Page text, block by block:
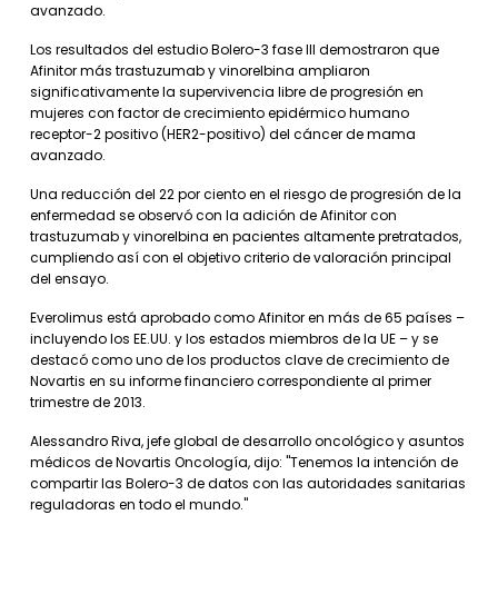
avanzado.
Los resultados del estudio Bolero-3 fase III demostraron que
Afinitor más trastuzumab y vinorelbina ampliaron
significativamente la supervivencia libre de progresión en
mujeres con factor de crecimiento epidérmico humano
receptor-2 positivo (HER2-positivo) del cáncer de mama
avanzado.
Una reducción del 22 por ciento en el riesgo de progresión de la
enfermedad se observó con la adición de Afinitor con
trastuzumab y vinorelbina en pacientes altamente pretratados,
cumpliendo así con el objetivo criterio de valoración principal
del ensayo.
Everolimus está aprobado como Afinitor en más de 65 países –
incluyendo los EE.UU. y los estados miembros de la UE – y se
destacó como uno de los productos clave de crecimiento de
Novartis en su informe financiero correspondiente al primer
trimestre de 2013.
Alessandro Riva, jefe global de desarrollo oncológico y asuntos
médicos de Novartis Oncología, dijo: "Tenemos la intención de
compartir las Bolero-3 de datos con las autoridades sanitarias
reguladoras en todo el mundo."